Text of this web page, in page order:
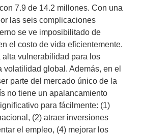
7.9 de 14.2 millones. Con una
las seis complicaciones
se ve imposibilitado de
el costo de vida eficientemente.
alta vulnerabilidad para los
volatilidad global. Además, en el
parte del mercado único de la
no tiene un apalancamiento
para fácilmente: (1)
(2) atraer inversiones
el empleo, (4) mejorar los